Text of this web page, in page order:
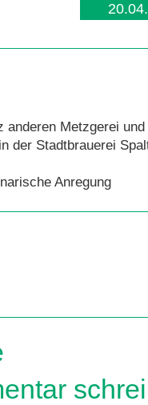
anderen Metzgerei
der Stadtbrauerei
Anregung